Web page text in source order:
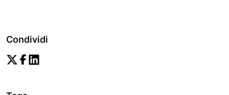
Condividi